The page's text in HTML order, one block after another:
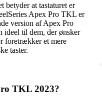
betyder at tastaturet er
Apex Pro TKL er
version af Apex Pro
ideel til dem, der ønsker
foretrækker et mere
taster.
TKL 2023?